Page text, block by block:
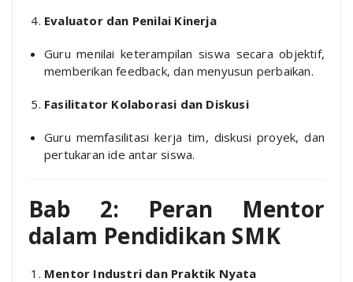
Evaluator dan Penilai Kinerja
Guru menilai keterampilan siswa secara objektif,
memberikan feedback, dan menyusun perbaikan.
Fasilitator Kolaborasi dan Diskusi
Guru memfasilitasi kerja tim, diskusi proyek, dan
pertukaran ide antar siswa.
Bab 2: Peran Mentor
dalam Pendidikan SMK
Mentor Industri dan Praktik Nyata